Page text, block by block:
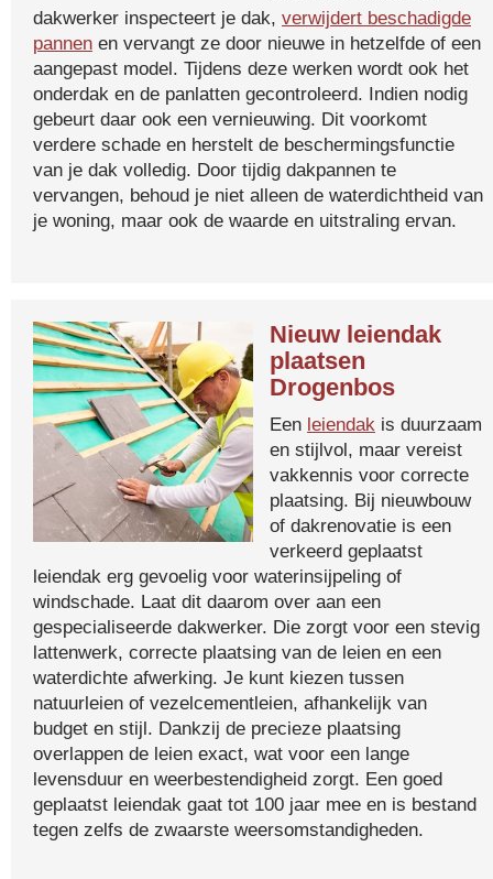
dakwerker inspecteert je dak, verwijdert beschadigde
pannen en vervangt ze door nieuwe in hetzelfde of een
aangepast model. Tijdens deze werken wordt ook het
onderdak en de panlatten gecontroleerd. Indien nodig
gebeurt daar ook een vernieuwing. Dit voorkomt
verdere schade en herstelt de beschermingsfunctie
van je dak volledig. Door tijdig dakpannen te
vervangen, behoud je niet alleen de waterdichtheid van
je woning, maar ook de waarde en uitstraling ervan.
Nieuw leiendak
plaatsen
Drogenbos
Een leiendak is duurzaam
en stijlvol, maar vereist
vakkennis voor correcte
plaatsing. Bij nieuwbouw
of dakrenovatie is een
verkeerd geplaatst
leiendak erg gevoelig voor waterinsijpeling of
windschade. Laat dit daarom over aan een
gespecialiseerde dakwerker. Die zorgt voor een stevig
lattenwerk, correcte plaatsing van de leien en een
waterdichte afwerking. Je kunt kiezen tussen
natuurleien of vezelcementleien, afhankelijk van
budget en stijl. Dankzij de precieze plaatsing
overlappen de leien exact, wat voor een lange
levensduur en weerbestendigheid zorgt. Een goed
geplaatst leiendak gaat tot 100 jaar mee en is bestand
tegen zelfs de zwaarste weersomstandigheden.